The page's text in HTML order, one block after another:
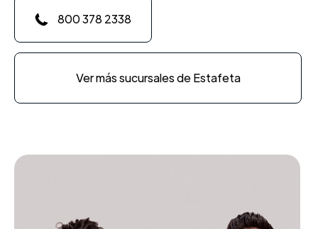
800 378 2338
Ver más sucursales de Estafeta